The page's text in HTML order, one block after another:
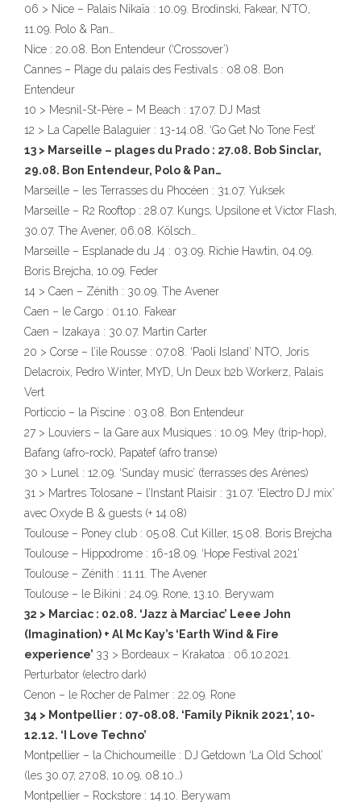
06 > Nice – Palais Nikaïa : 10.09. Brodinski, Fakear, N’TO,
11.09. Polo & Pan…
Nice : 20.08. Bon Entendeur (‘Crossover’)
Cannes – Plage du palais des Festivals : 08.08. Bon
Entendeur
10 > Mesnil-St-Père – M Beach : 17.07. DJ Mast
12 > La Capelle Balaguier : 13-14.08. ‘Go Get No Tone Fest’
13 > Marseille – plages du Prado : 27.08. Bob Sinclar,
29.08. Bon Entendeur, Polo & Pan…
Marseille – les Terrasses du Phocéen : 31.07. Yuksek
Marseille – R2 Rooftop : 28.07. Kungs, Upsilone et Victor Flash,
30.07. The Avener, 06.08. Kölsch…
Marseille – Esplanade du J4 : 03.09. Richie Hawtin, 04.09.
Boris Brejcha, 10.09. Feder
14 > Caen – Zénith : 30.09. The Avener
Caen – le Cargo : 01.10. Fakear
Caen – Izakaya : 30.07. Martin Carter
20 > Corse – l’ile Rousse : 07.08. ‘Paoli Island’ NTO, Joris
Delacroix, Pedro Winter, MYD, Un Deux b2b Workerz, Palais
Vert
Porticcio – la Piscine : 03.08. Bon Entendeur
27 > Louviers – la Gare aux Musiques : 10.09. Mey (trip-hop),
Bafang (afro-rock), Papatef (afro transe)
30 > Lunel : 12.09. ‘Sunday music’ (terrasses des Arènes)
31 > Martres Tolosane – l’Instant Plaisir : 31.07. ‘Electro DJ mix’
avec Oxyde B & guests (+ 14.08)
Toulouse – Poney club : 05.08. Cut Killer, 15.08. Boris Brejcha
Toulouse – Hippodrome : 16-18.09. ‘Hope Festival 2021’
Toulouse – Zénith : 11.11. The Avener
Toulouse – le Bikini : 24.09. Rone, 13.10. Berywam
32 > Marciac : 02.08. ‘Jazz à Marciac’ Leee John
(Imagination) + Al Mc Kay’s ‘Earth Wind & Fire
experience’ 33 > Bordeaux – Krakatoa : 06.10.2021.
Perturbator (electro dark)
Cenon – le Rocher de Palmer : 22.09. Rone
34 > Montpellier : 07-08.08. ‘Family Piknik 2021’, 10-
12.12. ‘I Love Techno’
Montpellier – la Chichoumeille : DJ Getdown ‘La Old School’
(les 30.07, 27.08, 10.09, 08.10…)
Montpellier – Rockstore : 14.10. Berywam